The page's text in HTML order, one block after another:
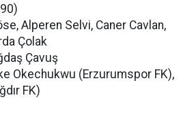
Alperen Selvi, Caner Cavlan,
Çolak
Çavuş
Okechukwu (Erzurumspor FK),
FK)